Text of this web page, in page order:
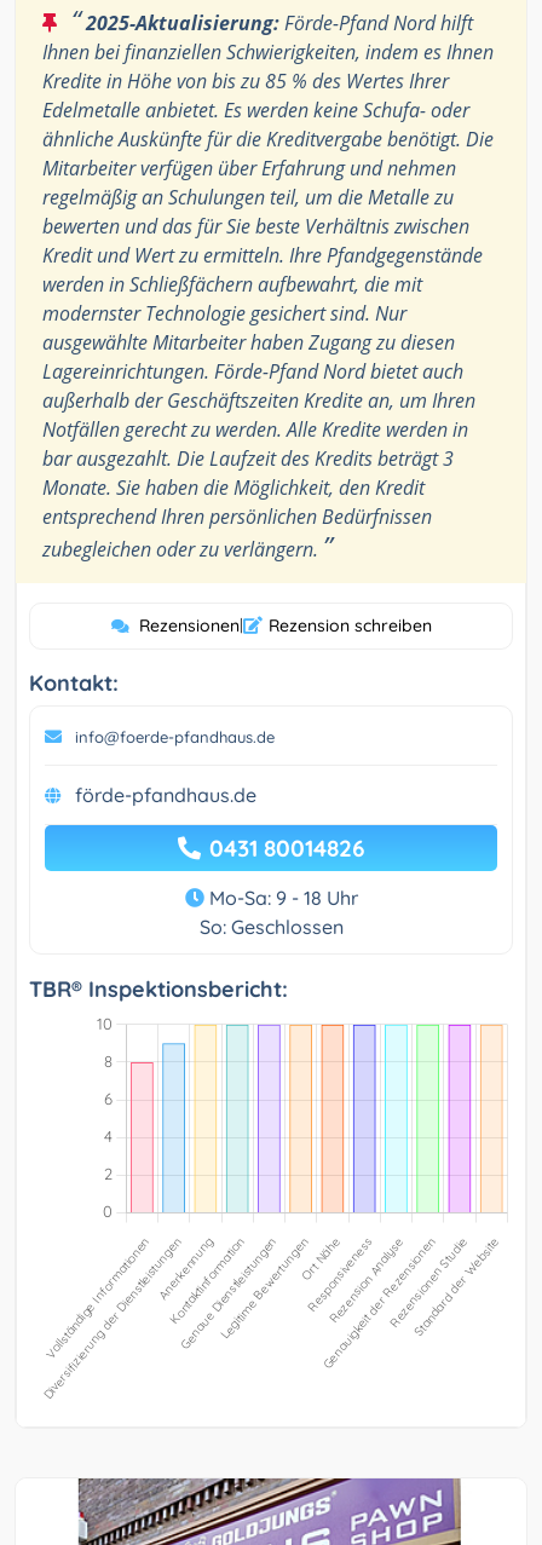
“2025-Aktualisierung:Förde-Pfand Nord hilft
Ihnen bei finanziellen Schwierigkeiten, indem es Ihnen
Kredite in Höhe von bis zu 85 % des Wertes Ihrer
Edelmetalle anbietet. Es werden keine Schufa- oder
ähnliche Auskünfte für die Kreditvergabe benötigt. Die
Mitarbeiter verfügen über Erfahrung und nehmen
regelmäßig an Schulungen teil, um die Metalle zu
bewerten und das für Sie beste Verhältnis zwischen
Kredit und Wert zu ermitteln. Ihre Pfandgegenstände
werden in Schließfächern aufbewahrt, die mit
modernster Technologie gesichert sind. Nur
ausgewählte Mitarbeiter haben Zugang zu diesen
Lagereinrichtungen. Förde-Pfand Nord bietet auch
außerhalb der Geschäftszeiten Kredite an, um Ihren
Notfällen gerecht zu werden. Alle Kredite werden in
bar ausgezahlt. Die Laufzeit des Kredits beträgt 3
Monate. Sie haben die Möglichkeit, den Kredit
entsprechend Ihren persönlichen Bedürfnissen
zubegleichen oder zu verlängern. ”
Rezensionen| Rezension schreiben
Kontakt:
info@foerde-pfandhaus.de
förde-pfandhaus.de
0431 80014826
Mo-Sa: 9 - 18 Uhr
So: Geschlossen
TBR® Inspektionsbericht: